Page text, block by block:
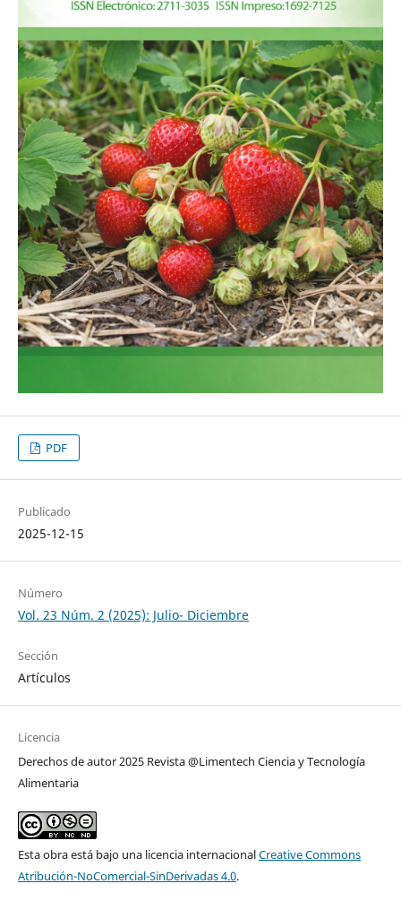
PDF
Publicado
2025-12-15
Número
Vol. 23 Núm. 2 (2025): Julio- Diciembre
Sección
Artículos
Licencia
Derechos de autor 2025 Revista @Limentech Ciencia y Tecnología
Alimentaria
Esta obra está bajo una licencia internacionalCreative Commons
Atribución-NoComercial-SinDerivadas 4.0.